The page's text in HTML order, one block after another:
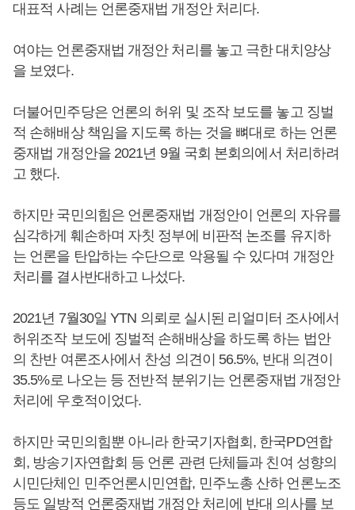
대표적 사례는 언론중재법 개정안 처리다.
여야는 언론중재법 개정안 처리를 놓고 극한 대치양상
을 보였다.
더불어민주당은 언론의 허위 및 조작 보도를 놓고 징벌
적 손해배상 책임을 지도록 하는 것을 뼈대로 하는 언론
중재법 개정안을 2021년 9월 국회 본회의에서 처리하려
고 했다.
하지만 국민의힘은 언론중재법 개정안이 언론의 자유를
심각하게 훼손하며 자칫 정부에 비판적 논조를 유지하
는 언론을 탄압하는 수단으로 악용될 수 있다며 개정안
처리를 결사반대하고 나섰다.
2021년 7월30일 YTN 의뢰로 실시된 리얼미터 조사에서
허위조작 보도에 징벌적 손해배상을 하도록 하는 법안
의 찬반 여론조사에서 찬성 의견이 56.5%, 반대 의견이
35.5%로 나오는 등 전반적 분위기는 언론중재법 개정안
처리에 우호적이었다.
하지만 국민의힘뿐 아니라 한국기자협회, 한국PD연합
회, 방송기자연합회 등 언론 관련 단체들과 친여 성향의
시민단체인 민주언론시민연합, 민주노총 산하 언론노조
등도 일방적 언론중재법 개정안 처리에 반대 의사를 보